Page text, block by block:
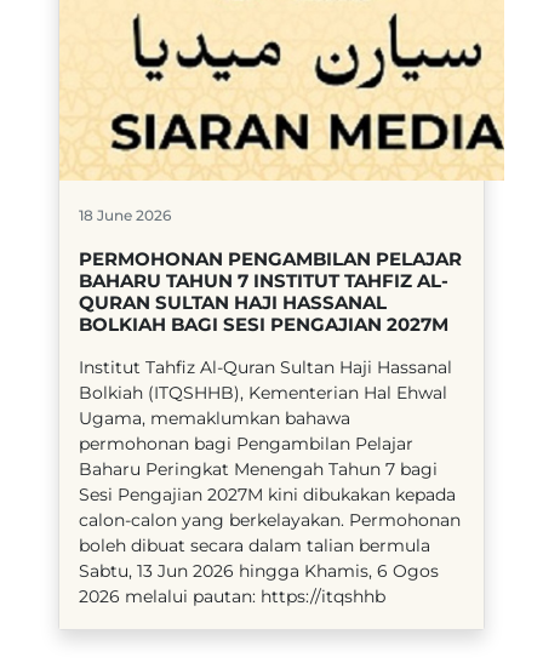
18 June 2026
PERMOHONAN PENGAMBILAN PELAJAR
BAHARU TAHUN 7 INSTITUT TAHFIZ AL-
QURAN SULTAN HAJI HASSANAL
BOLKIAH BAGI SESI PENGAJIAN 2027M
​Institut Tahfiz Al-Quran Sultan Haji Hassanal
Bolkiah (ITQSHHB), Kementerian Hal Ehwal
Ugama, memaklumkan bahawa
permohonan bagi Pengambilan Pelajar
Baharu Peringkat Menengah Tahun 7 bagi
Sesi Pengajian 2027M kini dibukakan kepada
calon-calon yang berkelayakan. Permohonan
boleh dibuat secara dalam talian bermula
Sabtu, 13 Jun 2026 hingga Khamis, 6 Ogos
2026 melalui pautan: https://itqshhb